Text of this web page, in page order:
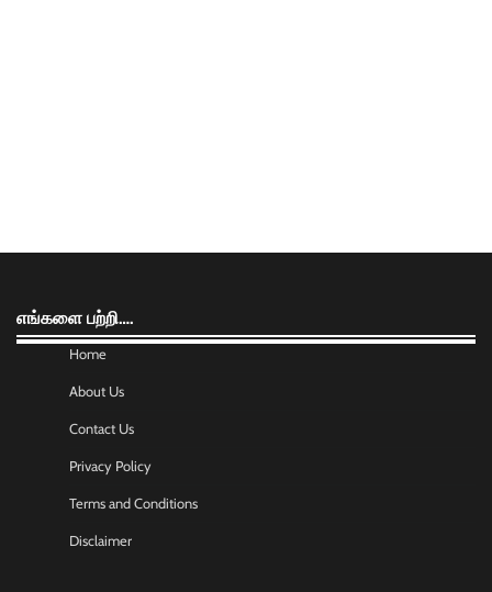
எங்களை பற்றி….
Home
About Us
Contact Us
Privacy Policy
Terms and Conditions
Disclaimer